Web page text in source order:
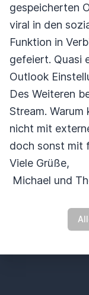
gespeicherten
viral in den
Funktion in
gefeiert. Quasi
Outlook
Des Weiteren
Stream. Warum
nicht mit
doch sonst mit
Viele Grüße,
Michael und